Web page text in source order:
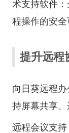
术支持软件
程操作的安全
提升远程
向日葵远程
持屏幕共享、
远程会议支